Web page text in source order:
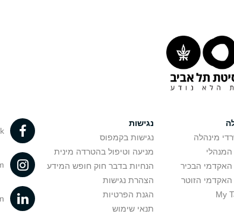
מינהלה
המנהלי
האקדמי הבכיר
האקדמי הזוטר
נגישות
נגישות בקמפוס
מניעה וטיפול בהטרדה מינית
הנחיות בדבר חוק חופש המידע
הצהרת נגישות
הגנת הפרטיות
תנאי שימוש